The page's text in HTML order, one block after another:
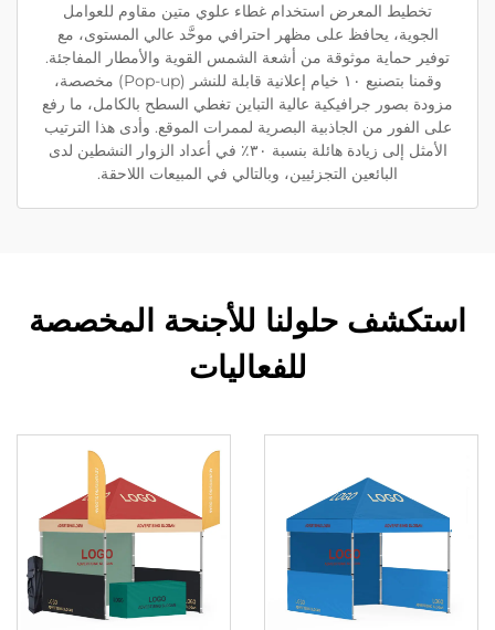
تخطيط المعرض استخدام غطاء علوي متين مقاوم للعوامل
الجوية، يحافظ على مظهر احترافي موحَّد عالي المستوى، مع
توفير حماية موثوقة من أشعة الشمس القوية والأمطار المفاجئة.
وقمنا بتصنيع ١٠ خيام إعلانية قابلة للنشر (Pop-up) مخصصة،
مزودة بصور جرافيكية عالية التباين تغطي السطح بالكامل، ما رفع
على الفور من الجاذبية البصرية لممرات الموقع. وأدى هذا الترتيب
الأمثل إلى زيادة هائلة بنسبة ٣٠٪ في أعداد الزوار النشطين لدى
البائعين التجزئيين، وبالتالي في المبيعات اللاحقة.
استكشف حلولنا للأجنحة المخصصة
للفعاليات